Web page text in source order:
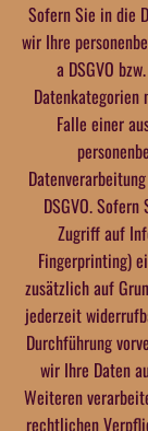
Sofern Sie in die
wir Ihre
a DSGVO
Datenkategorien
Falle einer
DSGVO.
Zugriff auf
Fingerprinting)
zusätzlich auf
jederzeit
Durchführung
wir Ihre Daten
Weiteren
rechtlichen